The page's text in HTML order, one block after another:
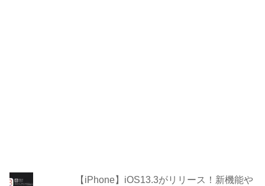
【iPhone】iOS13.3がリリース！新機能や